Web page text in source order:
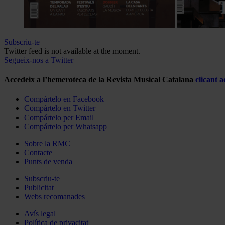
Subscriu-te
Twitter feed is not available at the moment.
Segueix-nos a Twitter
Accedeix a l’hemeroteca de la Revista Musical Catalana clicant
Compártelo en Facebook
Compártelo en Twitter
Compártelo per Email
Compártelo per Whatsapp
Sobre la RMC
Contacte
Punts de venda
Subscriu-te
Publicitat
Webs recomanades
Avís legal
Política de privacitat